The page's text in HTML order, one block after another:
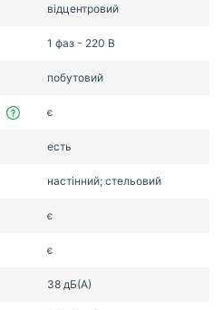
відцентровий
1 фаз - 220 В
побутовий
є
есть
настінний; стельовий
є
є
38 дБ(А)